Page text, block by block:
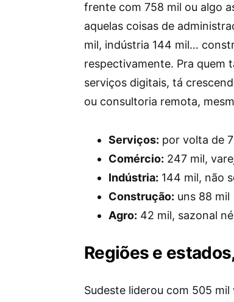
frente com 758 mil ou algo
aquelas coisas de
mil, indústria 144 mil…
respectivamente. Pra quem
serviços digitais, tá
ou consultoria remota,
Serviços: por volta de
Comércio: 247 mil,
Indústria: 144 mil, não
Construção: uns 88 mil
Agro: 42 mil, sazonal né
Regiões e
Sudeste liderou com 505